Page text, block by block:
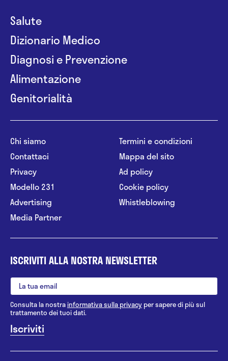
Salute
Dizionario Medico
Diagnosi e Prevenzione
Alimentazione
Genitorialità
Chi siamo
Contattaci
Privacy
Modello 231
Advertising
Media Partner
Termini e condizioni
Mappa del sito
Ad policy
Cookie policy
Whistleblowing
ISCRIVITI ALLA NOSTRA NEWSLETTER
Consulta la nostrainformativa sulla privacy per sapere di più sul
trattamento dei tuoi dati.